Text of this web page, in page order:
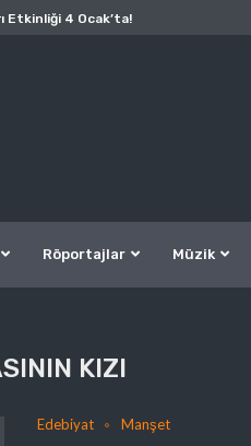
Etkinliği 4 Ocak’ta!
Röportajlar Müzik
KIZI
Edebiyat Manşet